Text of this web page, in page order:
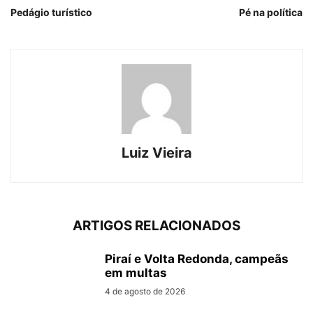
Pedágio turístico Pé na política
Luiz Vieira
ARTIGOS RELACIONADOS
Piraí e Volta Redonda, campeãs
em multas
4 de agosto de 2026